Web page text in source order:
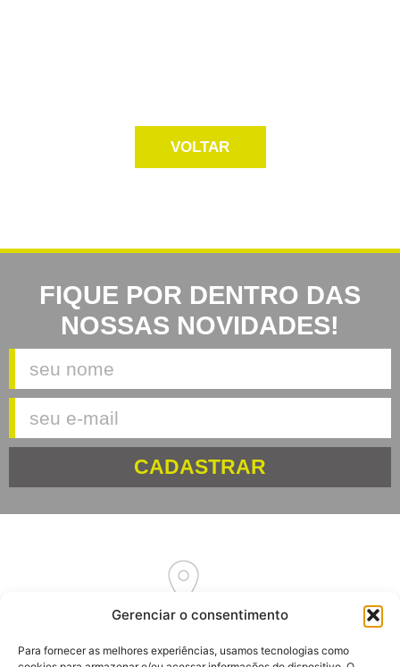
Gerenciar o consentimento
Para fornecer as melhores experiências, usamos tecnologias como
VOLTAR
FIQUE POR DENTRO DAS
NOSSAS NOVIDADES!
CADASTRAR
Garibaldi – RS